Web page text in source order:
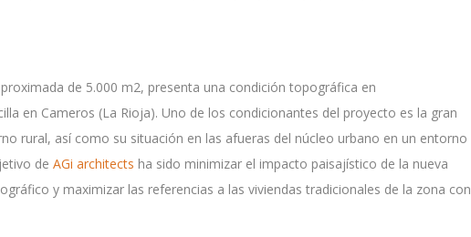
de 5.000 m2, presenta una condición topográfica en
en Cameros (La Rioja). Uno de los condicionantes del proyecto es la gran
rural, así como su situación en las afueras del núcleo urbano en un entorno
deAGi architects ha sido minimizar el impacto paisajístico de la nueva
y maximizar las referencias a las viviendas tradicionales de la zona con